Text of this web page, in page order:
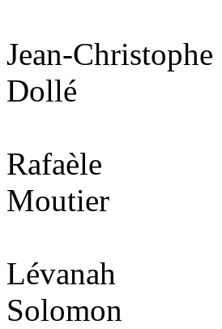
Jean-Christophe
Dollé
Rafaèle
Moutier
Lévanah
Solomon